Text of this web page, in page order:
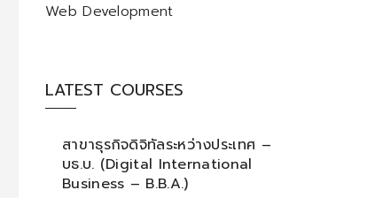
Web Development
LATEST COURSES
สาขาธุรกิจดิจิทัลระหว่างประเทศ –
บธ.บ. (Digital International
Business – B.B.A.)